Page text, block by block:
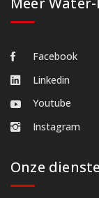
Facebook
Linkedin
Youtube
Instagram
Onze